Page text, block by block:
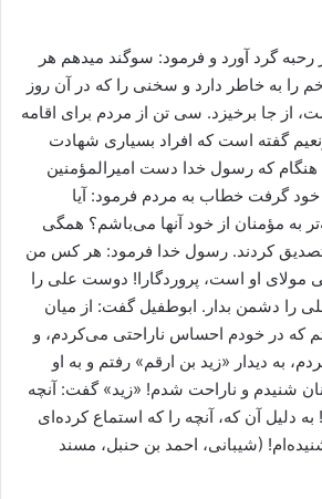
گرد آورد و فرمود: سوگند می‏دهم هر
را به خاطر دارد و سخنی را که در آن روز
از جا برخیزد. سی تن از مردم برای اقامه
گفته است که افراد بسیاری شهادت
هنگام که رسول خدا دست امیرالمؤمنین
گرفت خطاب به مردم فرمود: آیا
به مؤمنان از خود آنها می‌باشم؟ همگی
کردند. رسول خدا فرمود: هر کس من
مولای او است، پروردگارا! دوست علی را
را دشمن بدار. ابوطفیل گفت: از میان
که در خودم احساس ناراحتی می‌کردم، و
به دیدار «زید بن ارقم» رفتم و به او
شنیدم و ناراحت شدم! «زید» گفت: آنچه
دلیل آن که، آنچه را که استماع کرده‌ای
(شیبانی، احمد بن حنبل، مسند